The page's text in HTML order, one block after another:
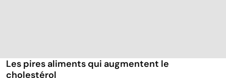
Les pires aliments qui augmentent le
cholestérol